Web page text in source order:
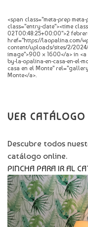
<span class="meta-prep
class="entry-date"><time
02T00:48:25+00:00">2
href="https://laopalina.com/
content/uploads/sites/2/
image">900 × 1600</a> in
by-la-opalina-en-casa-en-el-
casa en el Monte"
Monte</a>.
VER
Descubre todos
catálogo online.
PINCHA PARA IR AL